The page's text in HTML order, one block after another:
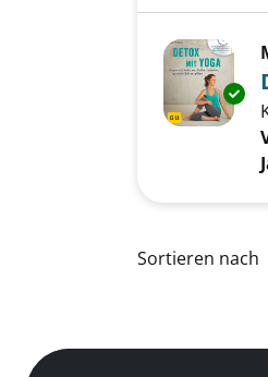
Zu den
Sortieren nach